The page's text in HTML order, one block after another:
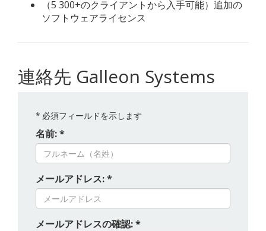
（5 300+のクライアントから入手可能）追加の
ソフトウェアライセンス
連絡先 Galleon Systems
* 必須フィールドを示します
名前: *
メールアドレス: *
メールアドレスの確認: *